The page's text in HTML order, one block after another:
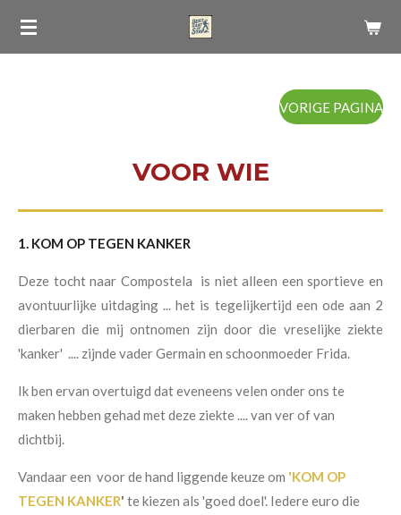
Ga
VORIGE PAGINA
VOOR WIE
1. KOM OP TEGEN KANKER
Deze tocht naar Compostela is niet alleen een sportieve en
avontuurlijke uitdaging ... het is tegelijkertijd een ode aan 2
dierbaren die mij ontnomen zijn door die vreselijke ziekte
'kanker' .... zijnde vader Germain en schoonmoeder Frida.
Ik ben ervan overtuigd dat eveneens velen onder ons te
maken hebben gehad met deze ziekte .... van ver of van
dichtbij.
Vandaar een voor de hand liggende keuze om 'KOM OP
TEGEN KANKER' te kiezen als 'goed doel'. Iedere euro die